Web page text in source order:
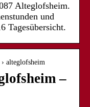
Alteglofsheim.
und
Tagesübersicht.
alteglofsheim
–